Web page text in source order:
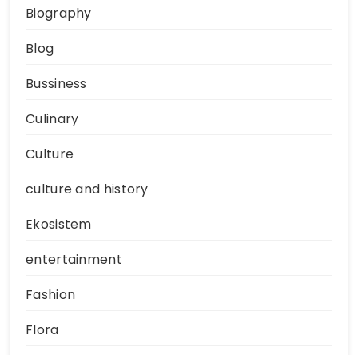
Biography
Blog
Bussiness
Culinary
Culture
culture and history
Ekosistem
entertainment
Fashion
Flora